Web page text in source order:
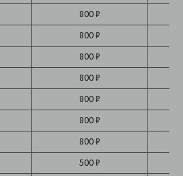
800 ₽
800 ₽
800 ₽
800 ₽
800 ₽
800 ₽
800 ₽
500 ₽